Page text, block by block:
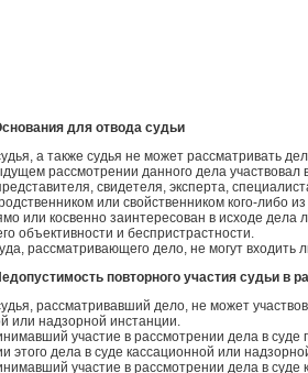
для отвода судьи
а также судья не может рассматривать
рассмотрении данного дела участвовал
свидетеля, эксперта,
или свойственником кого-либо
или косвенно заинтересован в исходе
объективности и беспристрастности.
рассматривающего дело, не могут входить
повторного участия судьи в
рассматривавший дело, не может
или надзорной инстанции.
участие в рассмотрении дела в суде
этого дела в суде кассационной или
участие в рассмотрении дела в суде